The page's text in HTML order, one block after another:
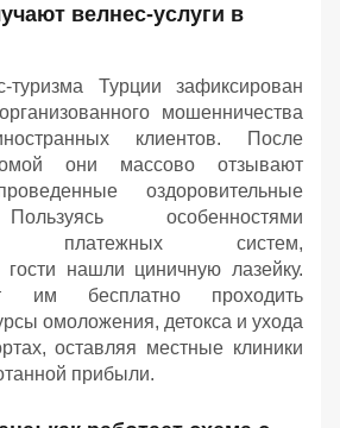
велнес-услуги в
Турции зафиксирован
мошенничества
клиентов. После
они массово отзывают
оздоровительные
особенностями
платежных систем,
нашли циничную лазейку.
им бесплатно проходить
омоложения, детокса и ухода
оставляя местные клиники
прибыли.